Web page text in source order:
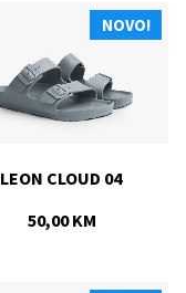
NOVO!
LEON CLOUD 04
50,00 KM